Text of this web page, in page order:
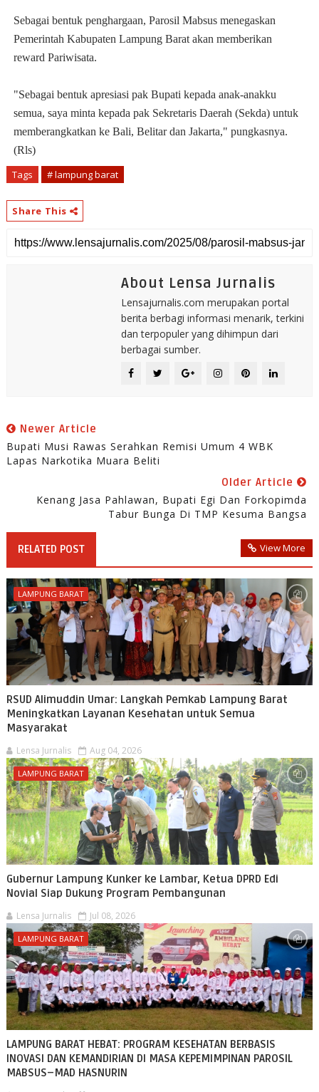
Sebagai bentuk penghargaan, Parosil Mabsus menegaskan
Pemerintah Kabupaten Lampung Barat akan memberikan
reward Pariwisata.
"Sebagai bentuk apresiasi pak Bupati kepada anak-anakku
semua, saya minta kepada pak Sekretaris Daerah (Sekda) untuk
memberangkatkan ke Bali, Belitar dan Jakarta," pungkasnya.
(Rls)
Tags # lampung barat
Share This
About Lensa Jurnalis
Lensajurnalis.com merupakan portal
berita berbagi informasi menarik, terkini
dan terpopuler yang dihimpun dari
berbagai sumber.
Newer Article
Bupati Musi Rawas Serahkan Remisi Umum 4 WBK
Lapas Narkotika Muara Beliti
Older Article
Kenang Jasa Pahlawan, Bupati Egi Dan Forkopimda
Tabur Bunga Di TMP Kesuma Bangsa
RELATED POST View More
LAMPUNG BARAT
RSUD Alimuddin Umar: Langkah Pemkab Lampung Barat
Meningkatkan Layanan Kesehatan untuk Semua
Masyarakat
Lensa Jurnalis Aug 04, 2026
LAMPUNG BARAT
Gubernur Lampung Kunker ke Lambar, Ketua DPRD Edi
Novial Siap Dukung Program Pembangunan
Lensa Jurnalis Jul 08, 2026
LAMPUNG BARAT
LAMPUNG BARAT HEBAT: PROGRAM KESEHATAN BERBASIS
INOVASI DAN KEMANDIRIAN DI MASA KEPEMIMPINAN PAROSIL
MABSUS–MAD HASNURIN